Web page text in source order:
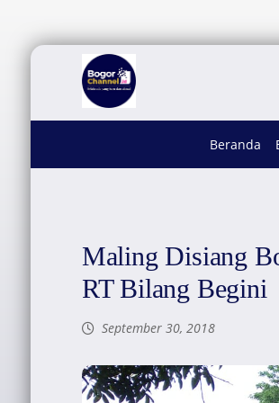
Beranda
Maling Disiang
RT Bilang Begini
September 30, 2018